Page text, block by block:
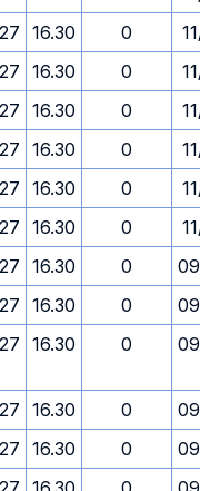
16.30 0
16.30 0
16.30 0
16.30 0
16.30 0
16.30 0
16.30 0
16.30 0
16.30 0
16.30 0
16.30 0